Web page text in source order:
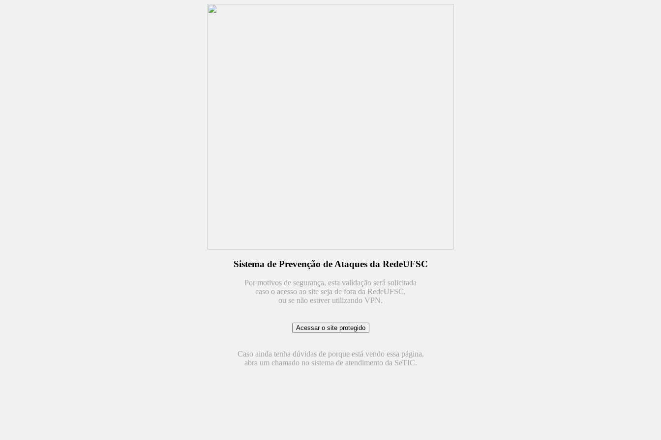
Sistema de Prevenção de Ataques da RedeUFSC
Por motivos de segurança, esta validação será solicitada
caso o acesso ao site seja de fora da RedeUFSC,
ou se não estiver utilizando VPN.
Caso ainda tenha dúvidas de porque está vendo essa página,
abra um chamado no sistema de atendimento da SeTIC.